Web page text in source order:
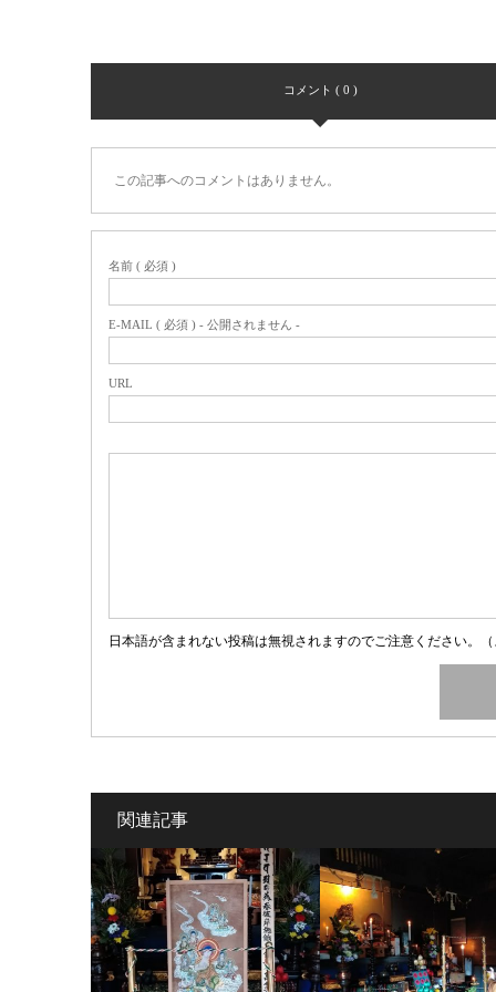
コメント ( 0 )
この記事へのコメントはありません。
名前 ( 必須 )
E-MAIL ( 必須 ) - 公開されません -
URL
日本語が含まれない投稿は無視されますのでご注意ください。
関連記事